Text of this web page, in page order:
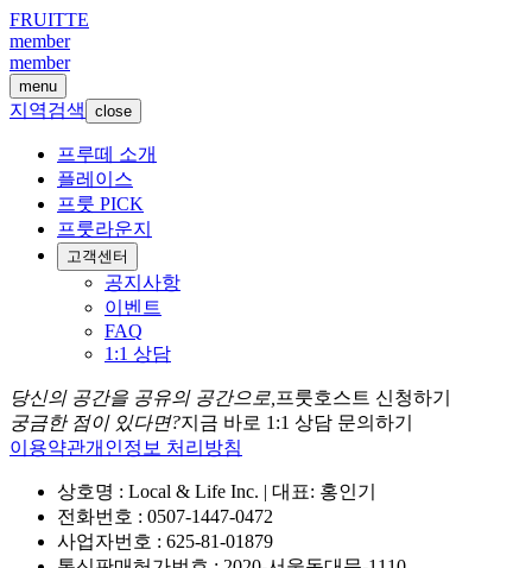
FRUITTE
member
member
menu
지역검색 close
프루떼 소개
플레이스
프룻 PICK
프룻라운지
고객센터
공지사항
이벤트
FAQ
1:1 상담
당신의 공간을 공유의 공간으로, 프룻호스트 신청하기
궁금한 점이 있다면?지금 바로 1:1 상담 문의하기
이용약관개인정보 처리방침
상호명 : Local & Life Inc. | 대표: 홍인기
전화번호 : 0507-1447-0472
사업자번호 : 625-81-01879